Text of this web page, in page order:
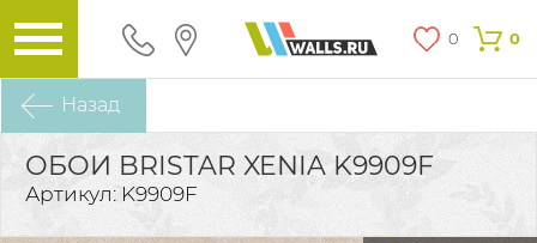
0 0
Назад
ОБОИ BRISTAR XENIA K9909F
Артикул: K9909F